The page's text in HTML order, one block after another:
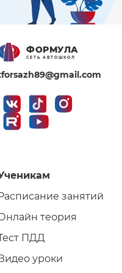
Расписание занятий
теория
ПДД
Видео уроки
ФОРМУЛА
СЕТЬ АВТОШКОЛ